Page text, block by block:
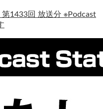
1433回 放送分 ※Podcast